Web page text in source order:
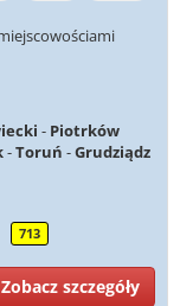
- Piotrków
-Toruń -Grudziądz
713
Zobacz szczegóły